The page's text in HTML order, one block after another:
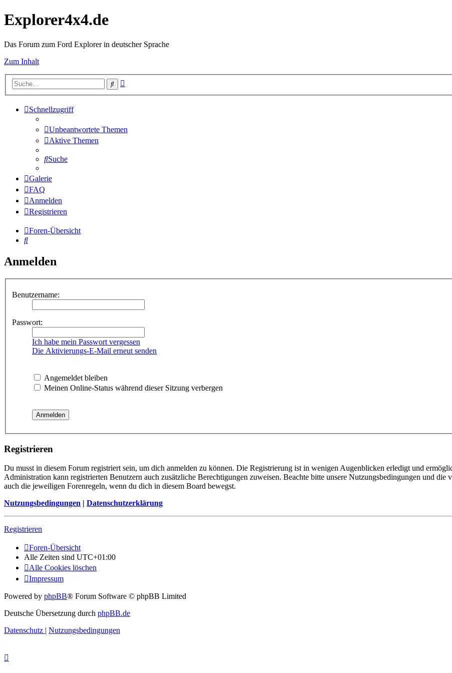
Explorer4x4.de
Das Forum zum Ford Explorer in deutscher Sprache
Zum Inhalt
Suche
Schnellzugriff
Unbeantwortete Themen
Aktive Themen
Suche
Galerie
FAQ
Anmelden
Registrieren
Foren-Übersicht
Suche
Anmelden
Benutzername:
Passwort:
Ich habe mein Passwort vergessen
Die Aktivierungs-E-Mail erneut senden
Angemeldet bleiben
Meinen Online-Status während dieser Sitzung verbergen
Registrieren
Du musst in diesem Forum registriert sein, um dich anmelden zu können. Die Registrierung ist in wenigen Augenblicken erledigt und
Administration kann registrierten Benutzern auch zusätzliche Berechtigungen zuweisen. Beachte bitte unsere Nutzungsbedingungen und
auch die jeweiligen Forenregeln, wenn du dich in diesem Board bewegst.
Nutzungsbedingungen | Datenschutzerklärung
Registrieren
Foren-Übersicht
Alle Zeiten sind UTC+01:00
Alle Cookies löschen
Impressum
Powered by phpBB® Forum Software © phpBB Limited
Deutsche Übersetzung durch phpBB.de
Datenschutz | Nutzungsbedingungen